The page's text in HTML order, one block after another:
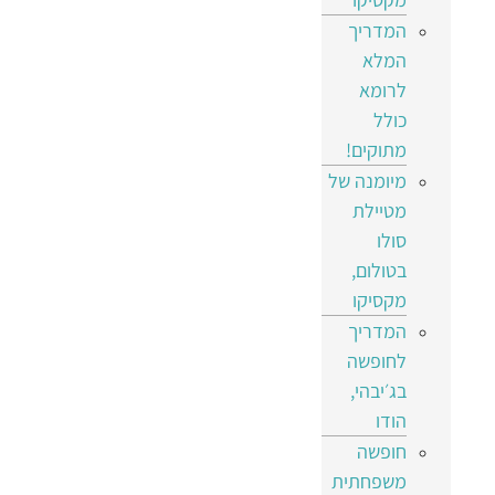
המדריך
המלא
לרומא
כולל
מתוקים!
מיומנה של
מטיילת
סולו
בטולום,
מקסיקו
המדריך
לחופשה
בג׳יבהי,
הודו
חופשה
משפחתית